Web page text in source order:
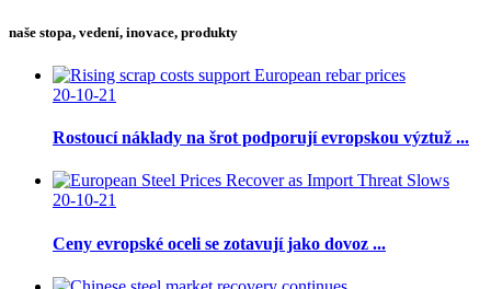
naše stopa, vedení, inovace, produkty
20-10-21
Rostoucí náklady na šrot podporují evropskou výztuž ...
20-10-21
Ceny evropské oceli se zotavují jako dovoz ...